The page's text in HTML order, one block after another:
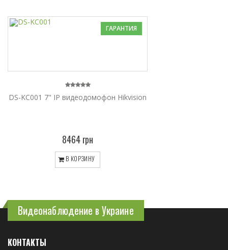
ГАРАНТИЯ
DS-KC001 7" IP видеодомофон Hikvision
8464 грн
В КОРЗИНУ
Видеонаблюдение в Украине
КОНТАКТЫ